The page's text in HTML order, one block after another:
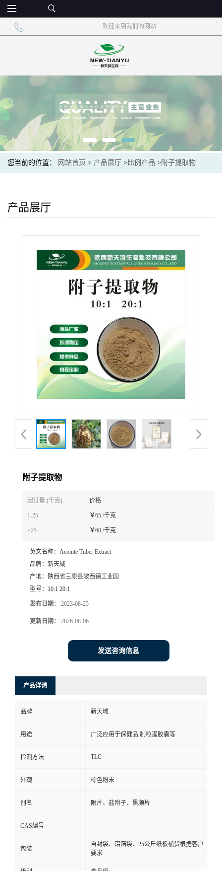
欢迎来到我们的网站
您当前的位置： 网站首页 > 产品展厅 > 比例产品 > 附子提取物
产品展厅
附子提取物
起订量 (千克) 价格
1-25 ￥65 /千克
≥25 ￥60 /千克
英文名称： Aconite Tuber Extract
品牌： 新天域
产地：
陕西省三原县陂西镇工业园
型号： 10:1 20:1
发布日期： 2023-08-25
更新日期： 2026-08-06
发送咨询信息
产品详请
品牌 新天域
用途 广泛应用于保健品 制粒灌胶囊等
检测方法 TLC
外观 棕色粉末
别名 附片、盐附子、黑顺片
CAS编号
包装
自封袋、铝箔袋、25公斤纸板桶货根据客户
要求